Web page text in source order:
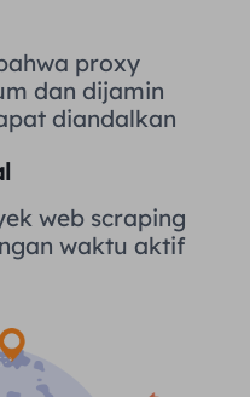
proxy
dan dijamin
diandalkan
web scraping
waktu aktif